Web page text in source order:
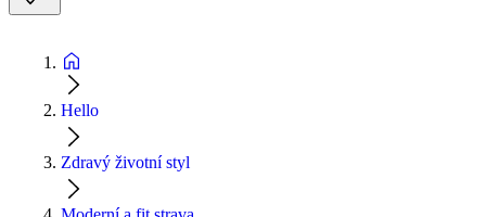
Hello
Zdravý životní styl